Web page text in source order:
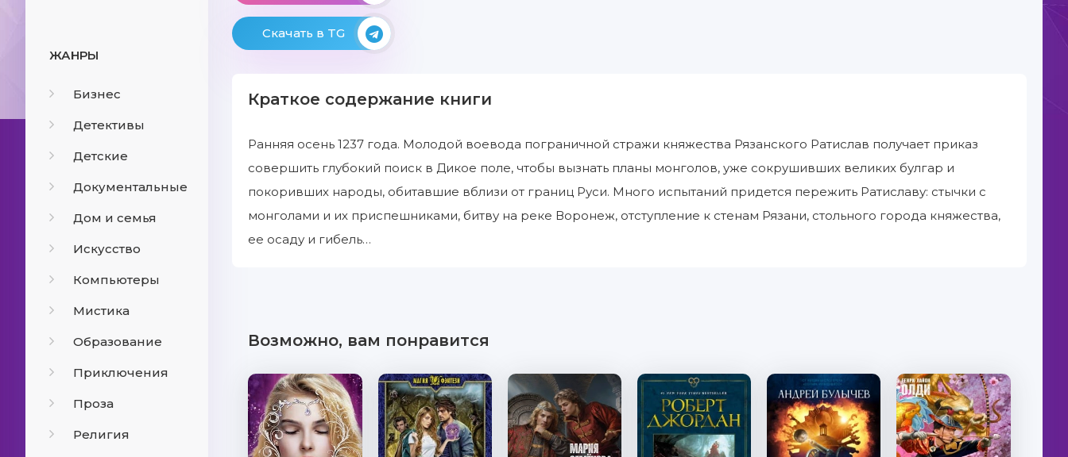
ЖАНРЫ
Бизнес
Детективы
Детские
Документальные
Дом и семья
Искусство
Компьютеры
Мистика
Образование
Приключения
Проза
Религия
Скачать в TG
Краткое содержание книги
Ранняя осень 1237 года. Молодой воевода пограничной стражи княжества Рязанского Ратислав получает приказ
совершить глубокий поиск в Дикое поле, чтобы вызнать планы монголов, уже сокрушивших великих булгар и
покоривших народы, обитавшие вблизи от границ Руси. Много испытаний придется пережить Ратиславу: стычки с
монголами и их приспешниками, битву на реке Воронеж, отступление к стенам Рязани, стольного города княжества,
ее осаду и гибель…
Возможно, вам понравится